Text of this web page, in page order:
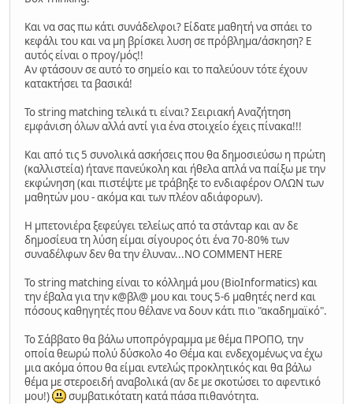
Και να σας πω κάτι συνάδελφοι? Είδατε μαθητή να σπάει το
κεφάλι του και να μη βρίσκει λυση σε πρόβλημα/άσκηση? Ε
αυτός είναι ο προγ/μός!!
Αν φτάσουν σε αυτό το σημείο και το παλεύουν τότε έχουν
κατακτήσει τα βασικά!
Το string matching τελικά τι είναι? Σειριακή Αναζήτηση
εμφάνιση όλων αλλά αντί για ένα στοιχείο έχεις πίνακα!!!
Και από τις 5 συνολικά ασκήσεις που θα δημοσιεύσω η πρώτη
(καλλιστεία) ήτανε πανεύκολη και ήθελα απλά να παίξω με την
εκφώνηση (και πιστέψτε με τράβηξε το ενδιαφέρον ΟΛΩΝ των
μαθητών μου - ακόμα και των πλέον αδιάφορων).
Η μπετονιέρα ξεφεύγει τελείως από τα στάνταρ και αν δε
δημοσίευα τη λύση είμαι σίγουρος ότι ένα 70-80% των
συναδέλφων δεν θα την έλυναν...ΝΟ COMMENT HERE
Το string matching είναι το κόλλημά μου (BioInformatics) και
την έβαλα για την κ@βλ@ μου και τους 5-6 μαθητές nerd και
πόσους καθηγητές που θέλανε να δουν κάτι πιο "ακαδημαϊκό".
Το Σάββατο θα βάλω υποπρόγραμμα με θέμα ΠΡΟΠΟ, την
οποία θεωρώ πολύ δύσκολο 4ο Θέμα και ενδεχομένως να έχω
μια ακόμα όπου θα είμαι εντελώς προκλητικός και θα βάλω
θέμα με στεροειδή αναβολικά (αν δε με σκοτώσει το αφεντικό
μου!)
συμβατικότατη κατά πάσα πιθανότητα.